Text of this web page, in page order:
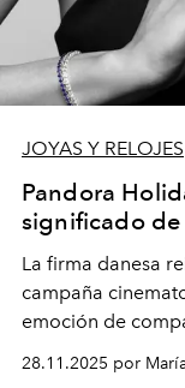
JOYAS Y RELOJES
Pandora
significado
La firma danesa
campaña
emoción de
28.11.2025 por